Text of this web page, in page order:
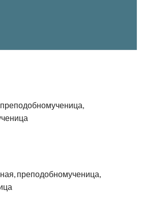
преподобномученица,